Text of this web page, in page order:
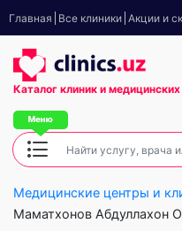
Главная Все клиники Акции и
Каталог клиник и
Медицинские центры и
Маматхонов Абдуллахон